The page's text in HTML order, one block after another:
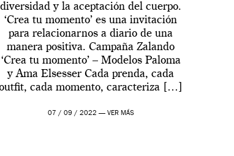
diversidad y la aceptación del cuerpo.
‘Crea tu momento’ es una invitación
para relacionarnos a diario de una
manera positiva. Campaña Zalando
‘Crea tu momento’ – Modelos Paloma
y Ama Elsesser Cada prenda, cada
cada momento, caracteriza […]
07 / 09 / 2022 — VER MÁS